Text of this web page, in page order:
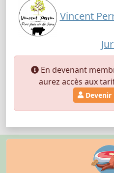
Vincent
En devenant
aurez accès aux